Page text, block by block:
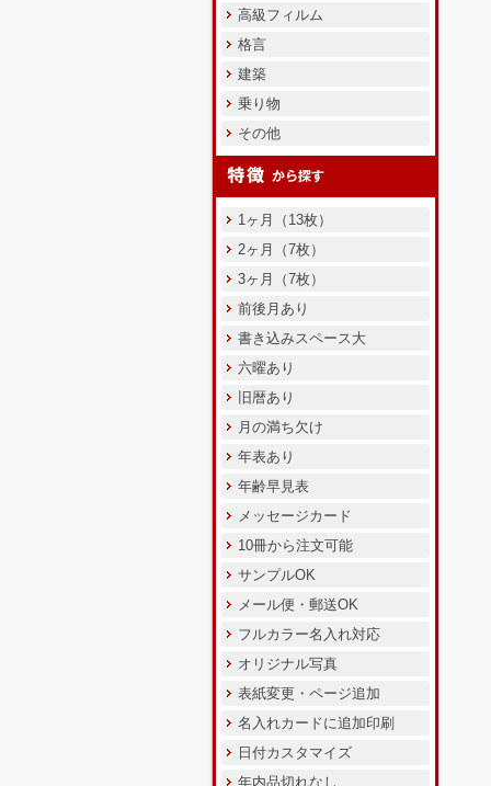
高級フィルム
格言
建築
乗り物
その他
1ヶ月（13枚）
2ヶ月（7枚）
3ヶ月（7枚）
前後月あり
書き込みスペース大
六曜あり
旧暦あり
月の満ち欠け
年表あり
年齢早見表
メッセージカード
10冊から注文可能
サンプルOK
メール便・郵送OK
フルカラー名入れ対応
オリジナル写真
表紙変更・ページ追加
名入れカードに追加印刷
日付カスタマイズ
年内品切れなし